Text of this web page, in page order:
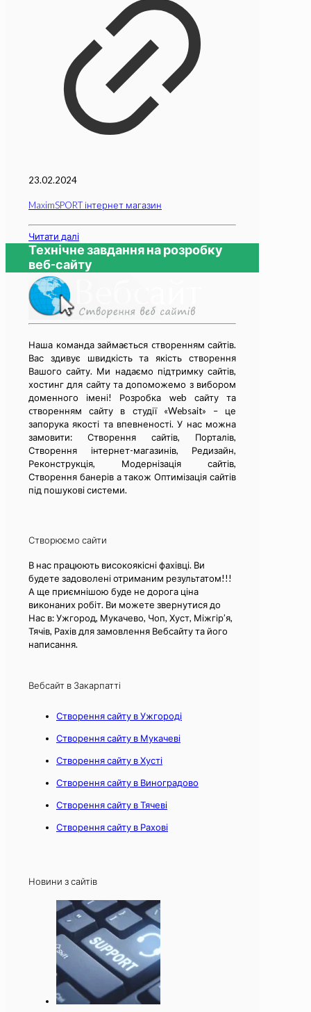
23.02.2024
MaximSPORT інтернет магазин
Читати далі
Технічне завдання на розробку
веб-сайту
Наша команда займається cтворенням сайтів.
Вас здивує швидкість та якість створення
Вашого сайту. Ми надаємо підтримку сайтів,
хостинг для сайту та допоможемо з вибором
доменного імені! Розробка web сайту та
cтворенням сайту в студії «Websait» – це
запорука якості та впевненості. У нас можна
замовити: Створення сайтів, Порталів,
Створення інтернет-магазинів, Редизайн,
Реконструкція, Модернізація сайтів,
Створення банерів а також Оптимізація сайтів
під пошукові системи.
Створюємо сайти
В нас працюють високоякісні фахівці. Ви
будете задоволені отриманим результатом!!!
А ще приємнішою буде не дорога ціна
виконаних робіт. Ви можете звернутися до
Нас в: Ужгород, Мукачево, Чоп, Хуст, Міжгір’я,
Тячів, Рахів для замовлення Вебсайту та його
написання.
Вебсайт в Закарпатті
Створення сайту в Ужгороді
Створення сайту в Мукачеві
Створення сайту в Хусті
Створення сайту в Виноградово
Створення сайту в Тячеві
Створення сайту в Рахові
Новини з сайтів